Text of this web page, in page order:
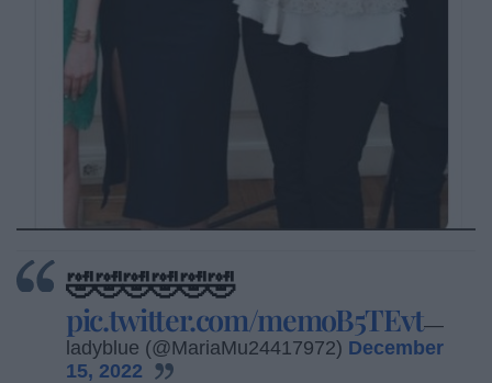
🤣🤣🤣🤣🤣🤣
pic.twitter.com/memoB5TEvt—
ladyblue (@MariaMu24417972) December
15, 2022